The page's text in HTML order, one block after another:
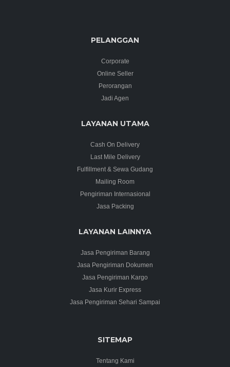
PELANGGAN
Corporate
Online Seller
Perorangan
Jadi Agen
LAYANAN UTAMA
Cash On Delivery
Last Mile Delivery
Fulfillment & Sewa Gudang
Mailing Room
Pengiriman Internasional
Jasa Packing
LAYANAN LAINNYA
Jasa Pengiriman Barang
Jasa Pengiriman Dokumen
Jasa Pengiriman Kargo
Jasa Kurir Express
Jasa Pengiriman Sehari Sampai
SITEMAP
Tentang Kami